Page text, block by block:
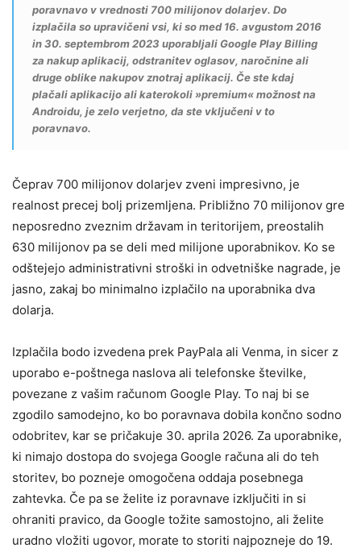
poravnavo v vrednosti 700 milijonov dolarjev. Do
izplačila so upravičeni vsi, ki so med 16. avgustom 2016
in 30. septembrom 2023 uporabljali Google Play Billing
za nakup aplikacij, odstranitev oglasov, naročnine ali
druge oblike nakupov znotraj aplikacij. Če ste kdaj
plačali aplikacijo ali katerokoli »premium« možnost na
Androidu, je zelo verjetno, da ste vključeni v to
poravnavo.
Čeprav 700 milijonov dolarjev zveni impresivno, je
realnost precej bolj prizemljena. Približno 70 milijonov gre
neposredno zveznim državam in teritorijem, preostalih
630 milijonov pa se deli med milijone uporabnikov. Ko se
odštejejo administrativni stroški in odvetniške nagrade, je
jasno, zakaj bo minimalno izplačilo na uporabnika dva
dolarja.
Izplačila bodo izvedena prek PayPala ali Venma, in sicer z
uporabo e-poštnega naslova ali telefonske številke,
povezane z vašim računom Google Play. To naj bi se
zgodilo samodejno, ko bo poravnava dobila končno sodno
odobritev, kar se pričakuje 30. aprila 2026. Za uporabnike,
ki nimajo dostopa do svojega Google računa ali do teh
storitev, bo pozneje omogočena oddaja posebnega
zahtevka. Če pa se želite iz poravnave izključiti in si
ohraniti pravico, da Google tožite samostojno, ali želite
uradno vložiti ugovor, morate to storiti najpozneje do 19.